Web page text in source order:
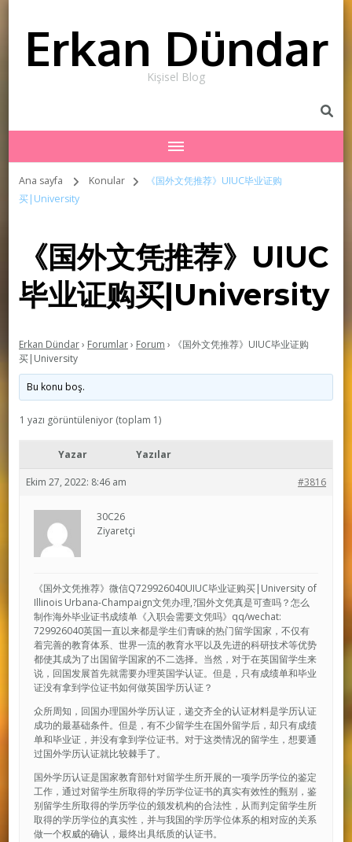
Erkan Dündar
Kişisel Blog
Ana sayfa Konular
《国外文凭推荐》UIUC毕业证购
买|University
《国外文凭推荐》UIUC
毕业证购买|University
Erkan Dündar› Forumlar› Forum ›
《国外文凭推荐》UIUC毕业证购
买|University
Bu konu boş.
1 yazı görüntüleniyor (toplam 1)
Yazar Yazılar
Ekim 27, 2022: 8:46 am #3816
30C26
Ziyaretçi
《国外文凭推荐》微信Q729926040UIUC毕业证购买|University of
Illinois Urbana-Champaign文凭办理,?国外文凭真是可查吗？怎么
制作海外毕业证书成绩单《入职会需要文凭吗》qq/wechat:
729926040英国一直以来都是学生们青睐的热门留学国家，不仅有
着完善的教育体系、世界一流的教育水平以及先进的科研技术等优势
都使其成为了出国留学国家的不二选择。当然，对于在英国留学生来
说，回国发展首先就需要办理英国学认证。但是，只有成绩单和毕业
证没有拿到学位证书如何做英国学历认证？
众所周知，回国办理国外学历认证，递交齐全的认证材料是学历认证
成功的最基础条件。但是，有不少留学生在国外留学后，却只有成绩
单和毕业证，并没有拿到学位证书。对于这类情况的留学生，想要通
过国外学历认证就比较棘手了。
国外学历认证是国家教育部针对留学生所开展的一项学历学位的鉴定
工作，通过对留学生所取得的学历学位证书的真实有效性的甄别，鉴
别留学生所取得的学历学位的颁发机构的合法性，从而判定留学生所
取得的学历学位的真实性，并与我国的学历学位体系的相对应的关系
做一个权威的确认，最终出具纸质的认证书。